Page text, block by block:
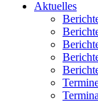
Aktuelles